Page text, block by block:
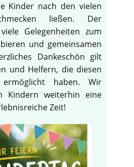
Kinder nach den vielen
ließen. Der
Gelegenheiten zum
und gemeinsamen
Dankeschön gilt
und Helfern, die diesen
haben. Wir
Kindern weiterhin eine
Zeit!